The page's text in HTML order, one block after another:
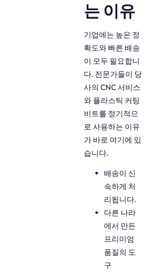
는 이유
기업에는 높은 정
확도와 빠른 배송
이 모두 필요합니
다. 전문가들이 당
사의 CNC 서비스
와 플라스틱 커팅
비트를 정기적으
로 사용하는 이유
가 바로 여기에 있
습니다.
배송이 신
속하게 처
리됩니다.
다른 나라
에서 만든
프리미엄
품질의 도
구